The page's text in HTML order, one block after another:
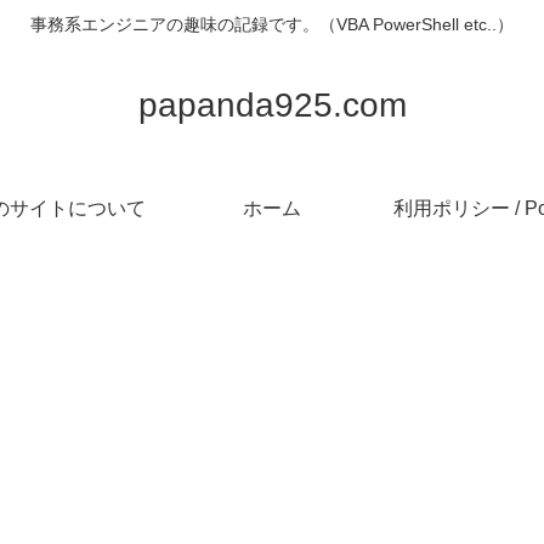
事務系エンジニアの趣味の記録です。（VBA PowerShell etc..）
papanda925.com
サイトについて ホーム 利用ポリシー /